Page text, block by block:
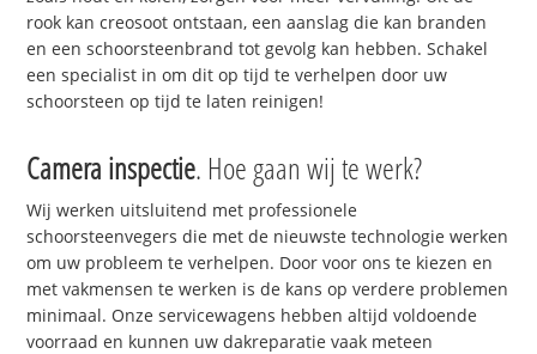
rook kan creosoot ontstaan, een aanslag die kan branden
en een schoorsteenbrand tot gevolg kan hebben. Schakel
een specialist in om dit op tijd te verhelpen door uw
schoorsteen op tijd te laten reinigen!
Camera inspectie. Hoe gaan wij te werk?
Wij werken uitsluitend met professionele
schoorsteenvegers die met de nieuwste technologie werken
om uw probleem te verhelpen. Door voor ons te kiezen en
met vakmensen te werken is de kans op verdere problemen
minimaal. Onze servicewagens hebben altijd voldoende
voorraad en kunnen uw dakreparatie vaak meteen